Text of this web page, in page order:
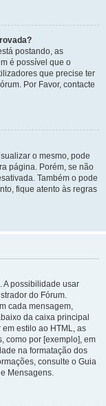
postando, as
é possível que o
que precise ter
Por Favor, contacte
o mesmo, pode
página. Porém, se não
Também o pode
fique atento às regras
A possibilidade usar
do Fórum.
cada mensagem,
da caixa principal
estilo ao HTML, as
como por [exemplo], em
na formatação dos
consulte o Guia
Mensagens.